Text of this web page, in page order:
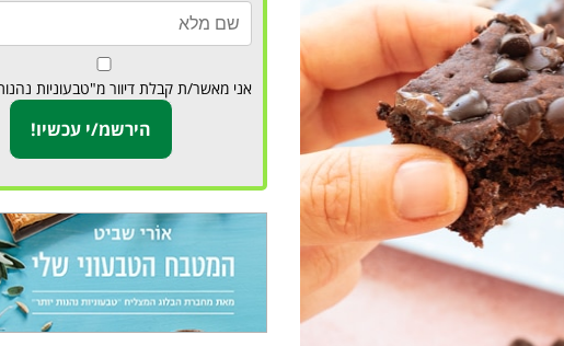
אני מאשר/ת קבלת דיוור מ"טבעוניות